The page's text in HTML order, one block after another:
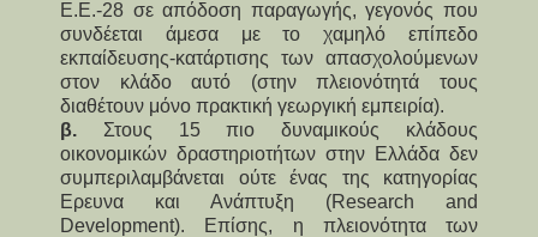
Ε.Ε.-28 σε απόδοση παραγωγής, γεγονός που
συνδέεται άμεσα με το χαμηλό επίπεδο
εκπαίδευσης-κατάρτισης των απασχολούμενων
στον κλάδο αυτό (στην πλειονότητά τους
διαθέτουν μόνο πρακτική γεωργική εμπειρία).
β. Στους 15 πιο δυναμικούς κλάδους
οικονομικών δραστηριοτήτων στην Ελλάδα δεν
συμπεριλαμβάνεται ούτε ένας της κατηγορίας
Ερευνα και Ανάπτυξη (Research and
Development). Επίσης, η πλειονότητα των